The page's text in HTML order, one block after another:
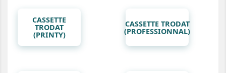
CASSETTE
TRODAT
(PRINTY)
CASSETTE TRODAT
(PROFESSIONNAL)